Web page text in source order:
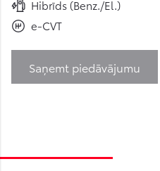
Hibrīds (Benz./El.)
e-CVT
Saņemt piedāvājumu